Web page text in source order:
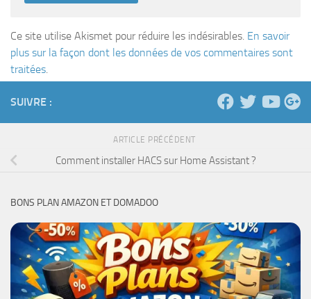
Ce site utilise Akismet pour réduire les indésirables. En savoir
plus sur la façon dont les données de vos commentaires sont
traitées.
SUIVRE :
ARTICLE PRÉCÉDENT
Comment installer HACS sur Home Assistant ?
BONS PLAN AMAZON ET DOMADOO